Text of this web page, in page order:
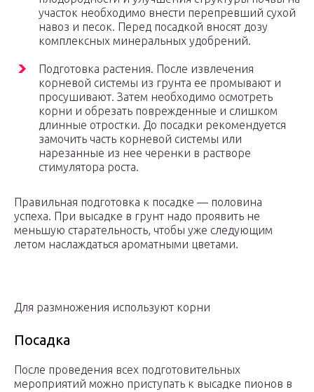
участок необходимо внести перепревший сухой
навоз и песок. Перед посадкой вносят дозу
комплексных минеральных удобрений.
Подготовка растения. После извлечения
корневой системы из грунта ее промывают и
просушивают. Затем необходимо осмотреть
корни и обрезать поврежденные и слишком
длинные отростки. До посадки рекомендуется
замочить часть корневой системы или
нарезанные из нее черенки в растворе
стимулятора роста.
Правильная подготовка к посадке — половина
успеха. При высадке в грунт надо проявить не
меньшую старательность, чтобы уже следующим
летом наслаждаться ароматными цветами.
Для размножения используют корни
Посадка
После проведения всех подготовительных
мероприятий можно приступать к высадке пионов в